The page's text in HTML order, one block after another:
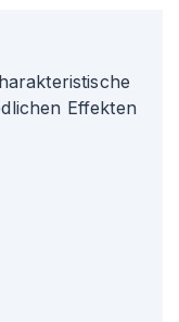
Effekten